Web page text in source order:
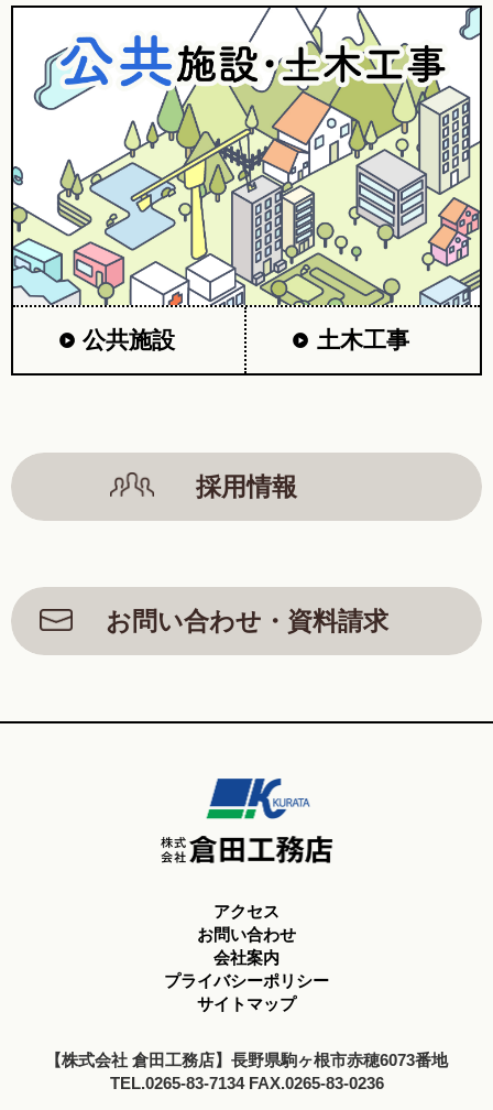
公共施設 土木工事
採用情報
お問い合わせ・資料請求
アクセス
お問い合わせ
会社案内
プライバシーポリシー
サイトマップ
【株式会社 倉田工務店】長野県駒ヶ根市赤穂6073番地
TEL.0265-83-7134 FAX.0265-83-0236